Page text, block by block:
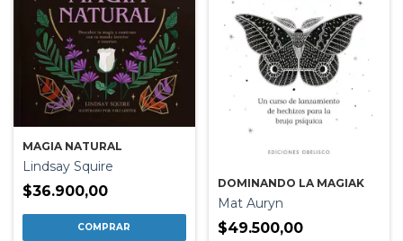
MAGIA NATURAL
Lindsay Squire
$36.900,00 DOMINANDO LA MAGIAK
Mat Auryn
$49.500,00